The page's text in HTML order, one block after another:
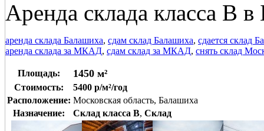
Аренда склада класса В
аренда склада Балашиха, сдам склад Балашиха, сдается склад
аренда склада за МКАД, сдам склад за МКАД, снять склад
Площадь: 1450 м²
Стоимость:
5400 р/м²/год
Расположение: Московская область, Балашиха
Назначение:
Склад класса B, Склад